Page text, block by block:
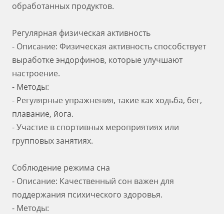
обработанных продуктов.
Регулярная физическая активность
- Описание: Физическая активность способствует
выработке эндорфинов, которые улучшают
настроение.
- Методы:
- Регулярные упражнения, такие как ходьба, бег,
плавание, йога.
- Участие в спортивных мероприятиях или
групповых занятиях.
Соблюдение режима сна
- Описание: Качественный сон важен для
поддержания психического здоровья.
- Методы: